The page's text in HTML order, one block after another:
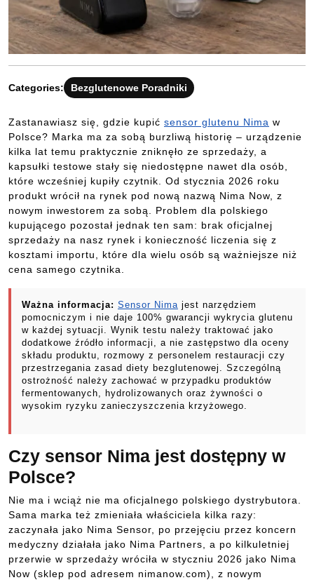
Categories: Bezglutenowe Poradniki
Zastanawiasz się, gdzie kupić sensor glutenu Nima w
Polsce? Marka ma za sobą burzliwą historię – urządzenie
kilka lat temu praktycznie zniknęło ze sprzedaży, a
kapsułki testowe stały się niedostępne nawet dla osób,
które wcześniej kupiły czytnik. Od stycznia 2026 roku
produkt wrócił na rynek pod nową nazwą Nima Now, z
nowym inwestorem za sobą. Problem dla polskiego
kupującego pozostał jednak ten sam: brak oficjalnej
sprzedaży na nasz rynek i konieczność liczenia się z
kosztami importu, które dla wielu osób są ważniejsze niż
cena samego czytnika.
Ważna informacja: Sensor Nima jest narzędziem
pomocniczym i nie daje 100% gwarancji wykrycia glutenu
w każdej sytuacji. Wynik testu należy traktować jako
dodatkowe źródło informacji, a nie zastępstwo dla oceny
składu produktu, rozmowy z personelem restauracji czy
przestrzegania zasad diety bezglutenowej. Szczególną
ostrożność należy zachować w przypadku produktów
fermentowanych, hydrolizowanych oraz żywności o
wysokim ryzyku zanieczyszczenia krzyżowego.
Czy sensor Nima jest dostępny w
Polsce?
Nie ma i wciąż nie ma oficjalnego polskiego dystrybutora.
Sama marka też zmieniała właściciela kilka razy:
zaczynała jako Nima Sensor, po przejęciu przez koncern
medyczny działała jako Nima Partners, a po kilkuletniej
przerwie w sprzedaży wróciła w styczniu 2026 jako Nima
Now (sklep pod adresem nimanow.com), z nowym